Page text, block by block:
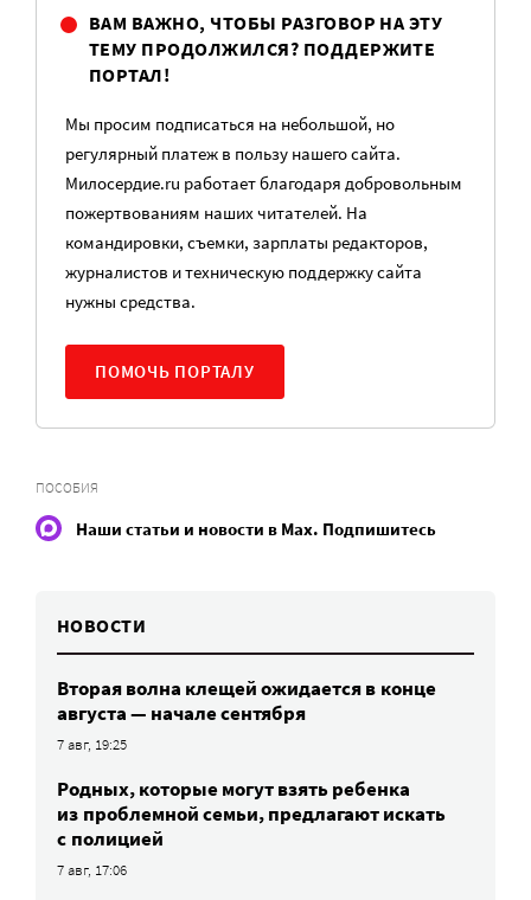
ВАМ ВАЖНО, ЧТОБЫ РАЗГОВОР НА ЭТУ
ТЕМУ ПРОДОЛЖИЛСЯ? ПОДДЕРЖИТЕ
ПОРТАЛ!
Мы просим подписаться на небольшой, но
регулярный платеж в пользу нашего сайта.
Милосердие.ru работает благодаря добровольным
пожертвованиям наших читателей. На
командировки, съемки, зарплаты редакторов,
журналистов и техническую поддержку сайта
нужны средства.
ПОМОЧЬ ПОРТАЛУ
ПОСОБИЯ
Наши статьи и новости в Max. Подпишитесь
НОВОСТИ
Вторая волна клещей ожидается в конце
августа — начале сентября
7 авг, 19:25
Родных, которые могут взять ребенка
из проблемной семьи, предлагают искать
с полицией
7 авг, 17:06